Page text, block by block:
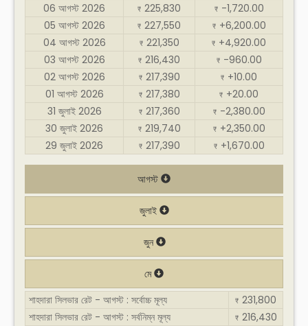
06 আগস্ট 2026
₹ 225,830 ₹ -1,720.00
05 আগস্ট 2026
₹ 227,550 ₹ +6,200.00
04 আগস্ট 2026
₹ 221,350 ₹ +4,920.00
03 আগস্ট 2026
₹ 216,430 ₹ -960.00
02 আগস্ট 2026
₹ 217,390 ₹ +10.00
01 আগস্ট 2026
₹ 217,380 ₹ +20.00
31 জুলাই 2026
₹ 217,360 ₹ -2,380.00
30 জুলাই 2026
₹ 219,740 ₹ +2,350.00
29 জুলাই 2026
₹ 217,390 ₹ +1,670.00
আগস্ট
জুলাই
জুন
মে
শাহদারা সিলভার রেট - আগস্ট : সর্বোচ্চ মূল্য
₹ 231,800
শাহদারা সিলভার রেট - আগস্ট : সর্বনিম্ন মূল্য
₹ 216,430